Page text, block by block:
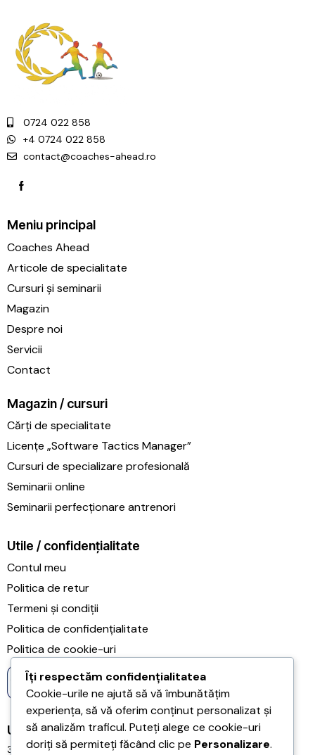
0724 022 858
+4 0724 022 858
contact@coaches-ahead.ro
Meniu principal
Coaches Ahead
Articole de specialitate
Cursuri și seminarii
Magazin
Despre noi
Servicii
Contact
Magazin / cursuri
Cărți de specialitate
Licențe „Software Tactics Manager”
Cursuri de specializare profesională
Seminarii online
Seminarii perfecționare antrenori
Utile / confidențialitate
Contul meu
Politica de retur
Termeni și condiții
Politica de confidențialitate
Politica de cookie-uri
Ultimele articole
31/07/2026
Îți respectăm confidențialitatea
Cookie-urile ne ajută să vă îmbunătățim
experiența, să vă oferim conținut personalizat și
să analizăm traficul. Puteți alege ce cookie-uri
doriți să permiteți făcând clic pe Personalizare.